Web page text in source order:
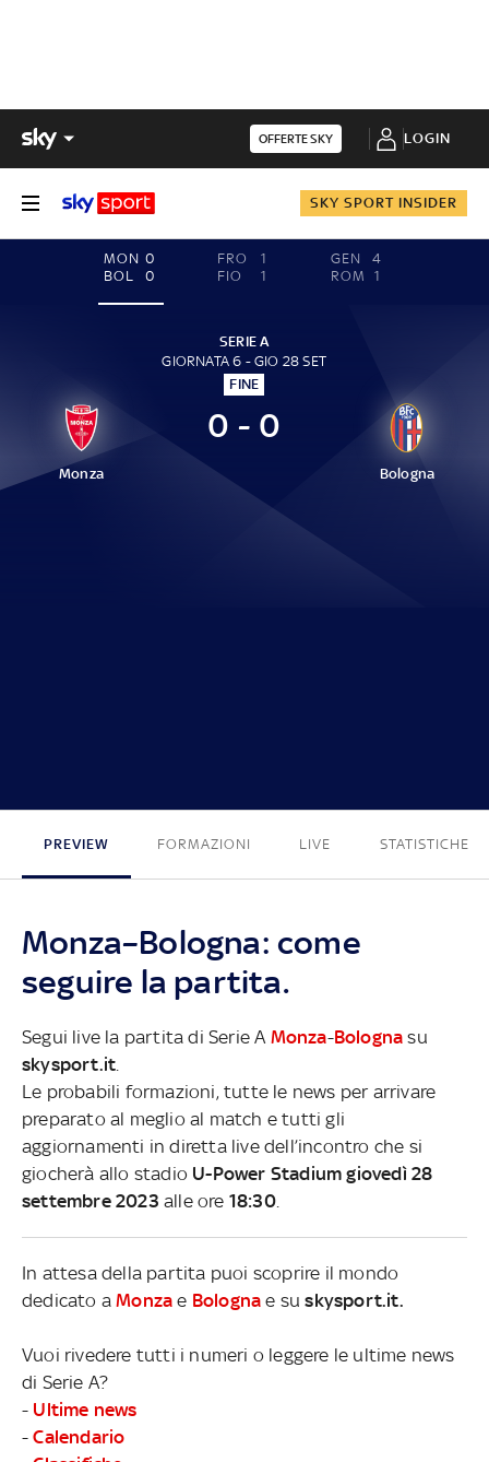
OFFERTE SKY LOGIN
SKY SPORT INSIDER
MON 0
BOL
0
FRO
1
FIO
1
GEN
4
ROM
1
SERIE A
GIORNATA 6 - GIO 28 SET
FINE
Monza
0 - 0
Bologna
PREVIEW FORMAZIONI LIVE STATISTICHE
Monza–Bologna: come
seguire la partita.
Segui live la partita di Serie A Monza-Bologna su
skysport.it
Le probabili formazioni, tutte le news per arrivare
preparato al meglio al match e tutti gli
aggiornamenti in diretta live dell’incontro che si
giocherà allo stadio U-Power Stadium giovedì 28
settembre 2023 alle ore 18:30.
In attesa della partita puoi scoprire il mondo
dedicato aMonza e Bologna e suskysport.it.
Vuoi rivedere tutti i numeri o leggere le ultime news
di Serie A?
- Ultime news
-Calendario